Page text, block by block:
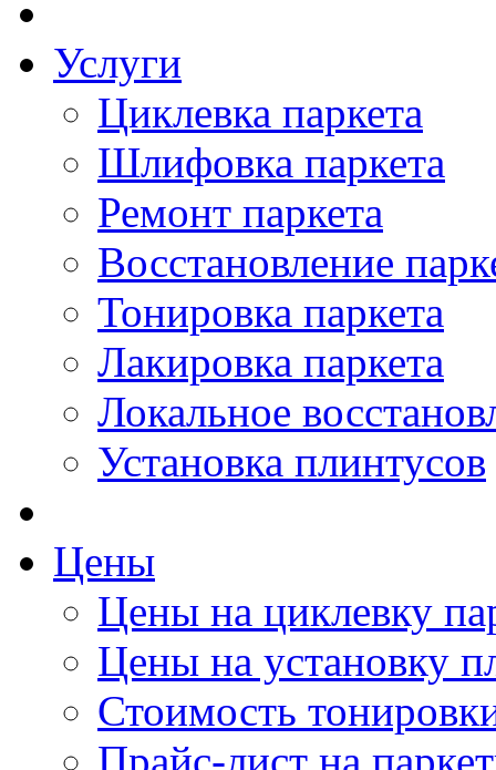
Услуги
Циклевка паркета
Шлифовка паркета
Ремонт паркета
Восстановление
Тонировка паркета
Лакировка паркета
Локальное
Установка плинтусов
Цены
Цены на циклевку
Цены на установку
Стоимость